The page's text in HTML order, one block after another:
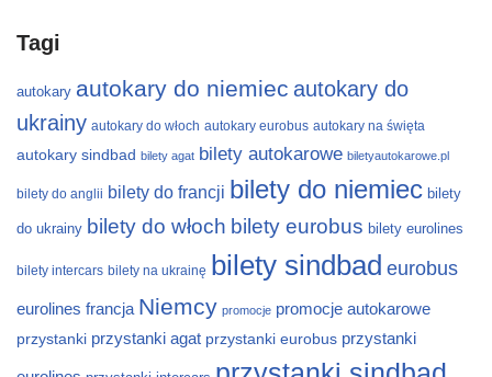
Tagi
autokary autokary do niemiec autokary do
ukrainy autokary do włoch autokary eurobus autokary na święta
autokary sindbad bilety agat bilety autokarowe biletyautokarowe.pl
bilety do anglii bilety do francji bilety do niemiec bilety
do ukrainy bilety do włoch bilety eurobus bilety eurolines
bilety intercars bilety na ukrainę bilety sindbad eurobus
eurolines francja Niemcy promocje promocje autokarowe
przystanki przystanki agat przystanki eurobus przystanki